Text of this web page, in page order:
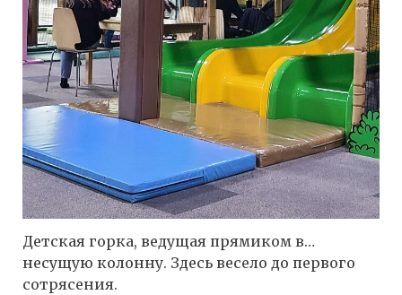
Детская горка, ведущая прямиком в…
несущую колонну. Здесь весело до первого
сотрясения.